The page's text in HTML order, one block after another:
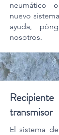
neumático
nuevo
ayuda,
nosotros.
transmisor
El sistema